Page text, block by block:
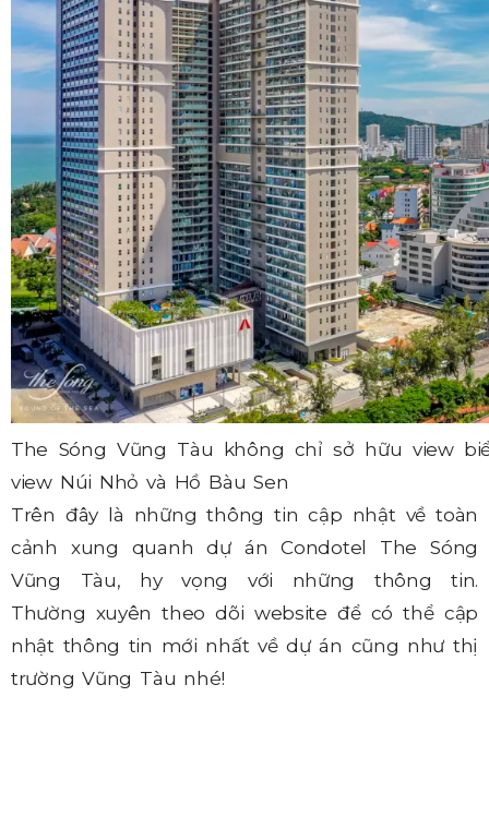
The Sóng Vũng Tàu không chỉ sở hữu view
view Núi Nhỏ và Hồ Bàu Sen
Trên đây là những thông tin cập nhật về toàn
cảnh xung quanh dự án Condotel The Sóng
Vũng Tàu, hy vọng với những thông tin.
Thường xuyên theo dõi website để có thể cập
nhật thông tin mới nhất về dự án cũng như thị
trường Vũng Tàu nhé!